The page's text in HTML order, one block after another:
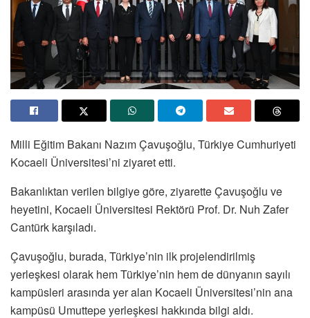
Milli Eğitim Bakanı Nazım Çavuşoğlu, Türkiye Cumhuriyeti
Kocaeli Üniversitesi’ni ziyaret etti.
Bakanlıktan verilen bilgiye göre, ziyarette Çavuşoğlu ve
heyetini, Kocaeli Üniversitesi Rektörü Prof. Dr. Nuh Zafer
Cantürk karşıladı.
Çavuşoğlu, burada, Türkiye’nin ilk projelendirilmiş
yerleşkesi olarak hem Türkiye’nin hem de dünyanın sayılı
kampüsleri arasında yer alan Kocaeli Üniversitesi’nin ana
kampüsü Umuttepe yerleşkesi hakkında bilgi aldı.